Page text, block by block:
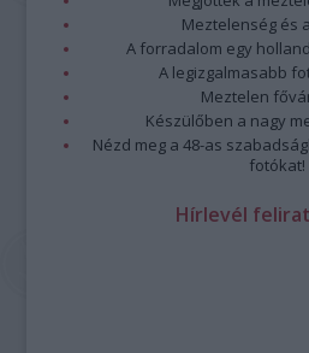
Meztelenség és
A forradalom egy
A legizgalmasabb
Meztelen
Készülőben a nagy
Nézd meg a 48-as
fotókat!
Hírlevél